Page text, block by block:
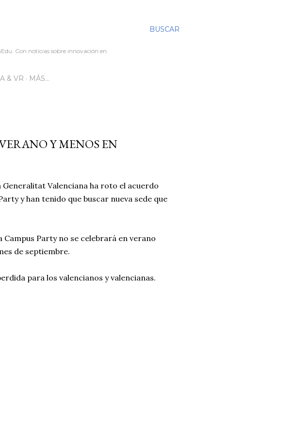
BUSCAR
Con noticias sobre innovación en
& VR MÁS…
Y MENOS EN
Valenciana ha roto el acuerdo
y han tenido que buscar nueva sede que
Campus Party no se celebrará en verano
de septiembre.
para los valencianos y valencianas.